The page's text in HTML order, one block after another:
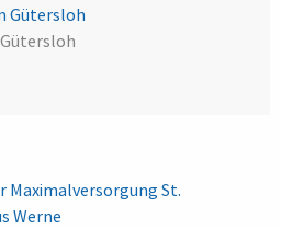
Gütersloh
St.
Werne